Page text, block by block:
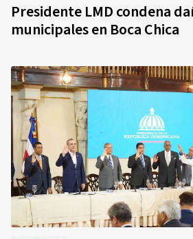
Presidente LMD condena
municipales en Boca Chica